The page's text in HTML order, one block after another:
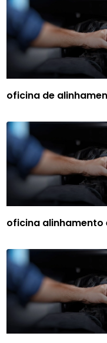
oficina de
oficina